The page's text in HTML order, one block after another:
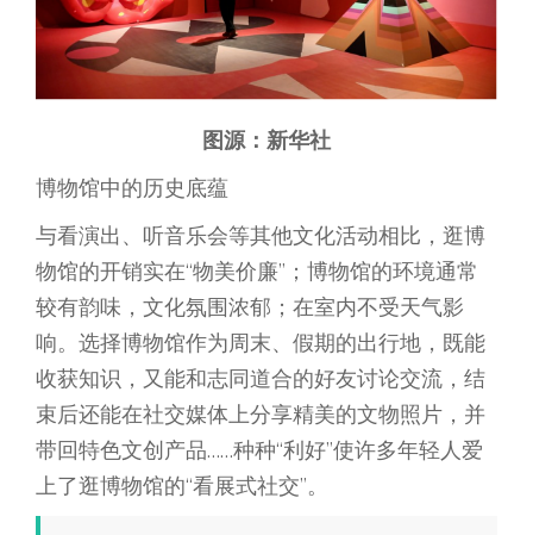
图源：新华社
博物馆中的历史底蕴
与看演出、听音乐会等其他文化活动相比，逛博
物馆的开销实在“物美价廉”；博物馆的环境通常
较有韵味，文化氛围浓郁；在室内不受天气影
响。选择博物馆作为周末、假期的出行地，既能
收获知识，又能和志同道合的好友讨论交流，结
束后还能在社交媒体上分享精美的文物照片，并
带回特色文创产品……种种“利好”使许多年轻人爱
上了逛博物馆的“看展式社交”。